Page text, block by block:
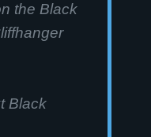
the Black
Black